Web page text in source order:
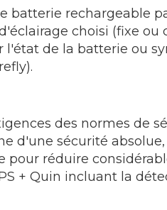
batterie rechargeable
choisi (fixe ou
de la batterie ou
des normes de
d'une sécurité
pour réduire
+ Quin incluant la